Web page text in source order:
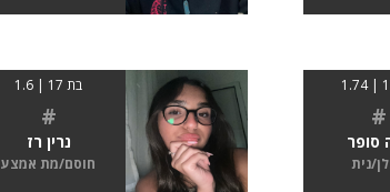
#
סופר
נית
בת 17 | 1.6
#
נרין רז
חוסם/מת אמצע